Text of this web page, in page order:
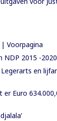
Voorpagina
NDP 2015 -2020
en
er Euro